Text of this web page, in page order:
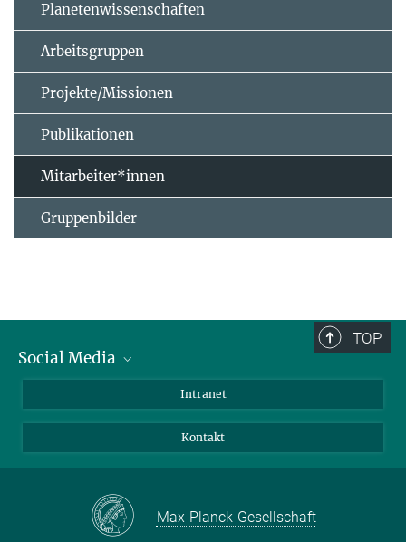
Planetenwissenschaften
Arbeitsgruppen
Projekte/Missionen
Publikationen
Mitarbeiter*innen
Gruppenbilder
TOP
Social Media
Facebook
Instagram
Mastodon
Intranet
Kontakt
Max-Planck-Gesellschaft